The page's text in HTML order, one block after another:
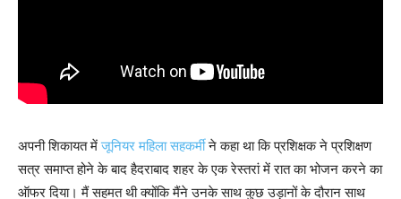
अपनी शिकायत मेंजूनियर महिला सहकर्मीने कहा था कि प्रशिक्षक ने प्रशिक्षण
सत्र समाप्त होने के बाद हैदराबाद शहर के एक रेस्तरां में रात का भोजन करने का
ऑफर दिया। मैं सहमत थी क्योंकि मैंने उनके साथ कुछ उड़ानों के दौरान साथ